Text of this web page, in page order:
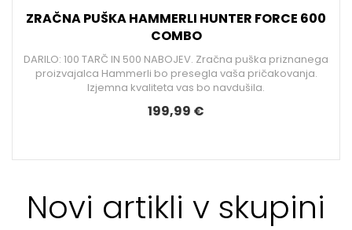
ZRAČNA PUŠKA HAMMERLI HUNTER FORCE 600
COMBO
DARILO: 100 TARČ IN 500 NABOJEV. Zračna puška priznanega
proizvajalca Hammerli bo presegla vaša pričakovanja.
Izjemna kvaliteta vas bo navdušila.
199,99 €
Novi artikli v skupini